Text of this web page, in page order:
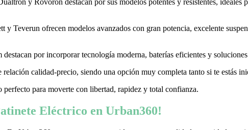
y Rovoron destacan por sus modelos potentes y resistentes, ideales
Teverun ofrecen modelos avanzados con gran potencia, excelente
por incorporar tecnología moderna, baterías eficientes y
calidad-precio, siendo una opción muy completa tanto si te estás
para moverte con libertad, rapidez y total confianza.
Eléctrico en Urban360!